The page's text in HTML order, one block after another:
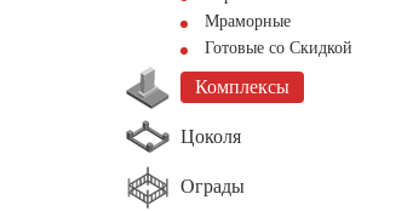
Мраморные
Готовые со Скидкой
Комплексы
Цоколя
Ограды